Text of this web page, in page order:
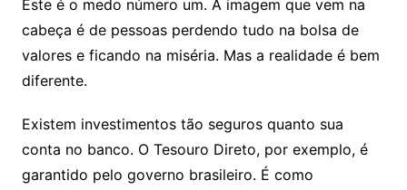
Este é o medo número um. A imagem que vem na
cabeça é de pessoas perdendo tudo na bolsa de
valores e ficando na miséria. Mas a realidade é bem
diferente.
Existem investimentos tão seguros quanto sua
conta no banco. O Tesouro Direto, por exemplo, é
garantido pelo governo brasileiro. É como